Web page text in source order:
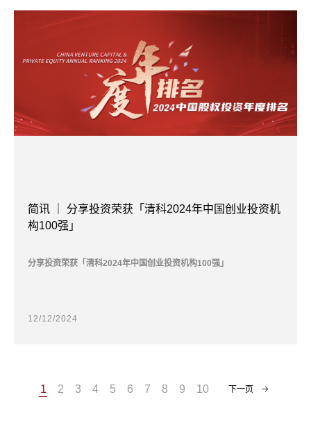
简讯 ｜ 分享投资荣获「清科2024年中国创业投资机
构100强」
分享投资荣获「清科2024年中国创业投资机构100强」
12/12/2024
1 2 3 4 5 6 7 8 9 10 下一页